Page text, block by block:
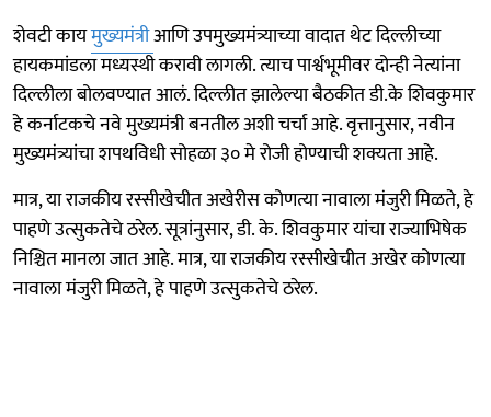
शेवटी कायमुख्यमंत्रीआणि उपमुख्यमंत्र्याच्या वादात थेट दिल्लीच्या
हायकमांडला मध्यस्थी करावी लागली. त्याच पार्श्वभूमीवर दोन्ही नेत्यांना
दिल्लीला बोलवण्यात आलं. दिल्लीत झालेल्या बैठकीत डी.के शिवकुमार
हे कर्नाटकचे नवे मुख्यमंत्री बनतील अशी चर्चा आहे. वृत्तानुसार, नवीन
मुख्यमंत्र्यांचा शपथविधी सोहळा ३० मे रोजी होण्याची शक्यता आहे.
मात्र, या राजकीय रस्सीखेचीत अखेरीस कोणत्या नावाला मंजुरी मिळते, हे
पाहणे उत्सुकतेचे ठरेल. सूत्रांनुसार, डी. के. शिवकुमार यांचा राज्याभिषेक
निश्चित मानला जात आहे. मात्र, या राजकीय रस्सीखेचीत अखेर कोणत्या
नावाला मंजुरी मिळते, हे पाहणे उत्सुकतेचे ठरेल.